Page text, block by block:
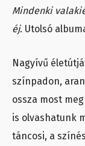
Mindenki
éj. Utolsó
Nagyívű
színpadon,
ossza most
is olvashatunk
táncosi, a